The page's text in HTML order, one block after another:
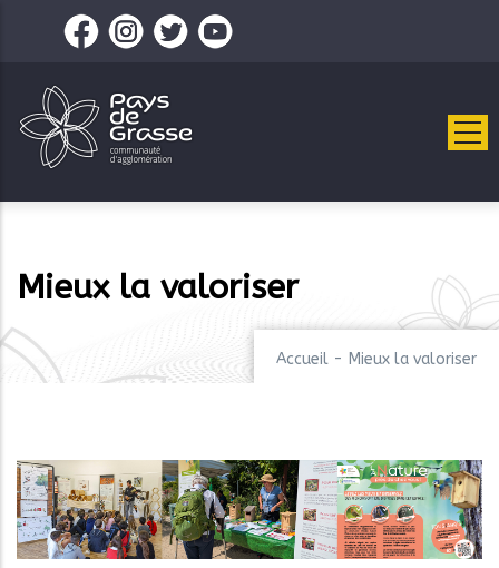
contenu
principal
Mieux la valoriser
Accueil - Mieux la valoriser